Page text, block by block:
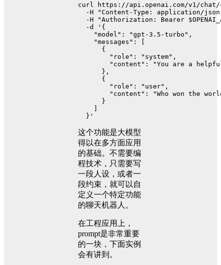
curl https://api.openai.com/v1/
  -H
"Content-Type: application/
  -H
"Authorization: Bearer
  -d
'{
    "model": "gpt-3.5-turbo",
    "messages": [
      {
        "role": "system",
"content": "You are a
      },
      {
        "role": "user",
"content": "Who won the
      }
  }'
这个功能是大模型
得以在多方面应用
的基础。不需要编
程技术，只需要写
一段人设，或者一
段约束，就可以自
定义一个特定功能
的聊天机器人。
在工程应用上，
prompt是非常重要
的一块，下面实例
会有讲到。